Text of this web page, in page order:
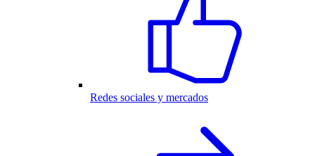
Redes sociales y mercados